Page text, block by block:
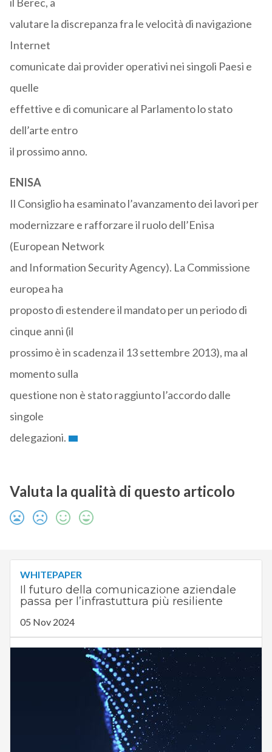
il Berec, a
valutare la discrepanza fra le velocità di navigazione
Internet
comunicate dai provider operativi nei singoli Paesi e
quelle
effettive e di comunicare al Parlamento lo stato
dell’arte entro
il prossimo anno.
ENISA
Il Consiglio ha esaminato l’avanzamento dei lavori per
modernizzare e rafforzare il ruolo dell’Enisa
(European Network
and Information Security Agency). La Commissione
europea ha
proposto di estendere il mandato per un periodo di
cinque anni (il
prossimo è in scadenza il 13 settembre 2013), ma al
momento sulla
questione non è stato raggiunto l’accordo dalle
singole
delegazioni.
Valuta la qualità di questo articolo
WHITEPAPER
Il futuro della comunicazione aziendale
passa per l’infrastuttura più resiliente
05 Nov 2024